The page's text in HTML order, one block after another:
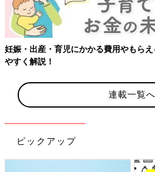
妊娠・出産・育児にかかる費用やもら
やすく解説！
連載一覧へ
ピックアップ